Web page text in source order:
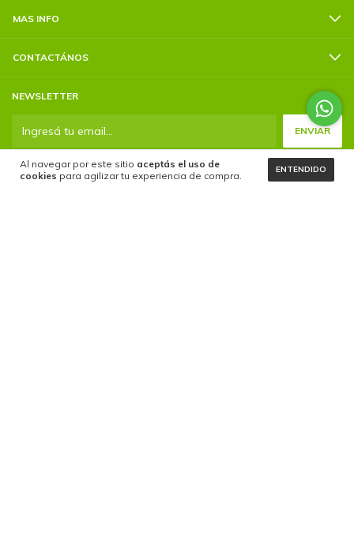
Al navegar por este sitio aceptás el uso de
cookies para agilizar tu experiencia de compra.
ENTENDIDO
MAS INFO
CONTACTÁNOS
NEWSLETTER